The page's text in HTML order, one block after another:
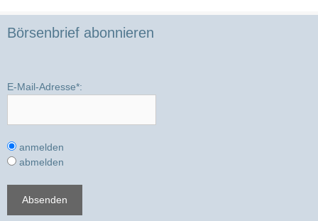
Börsenbrief abonnieren
E-Mail-Adresse*:
anmelden
abmelden